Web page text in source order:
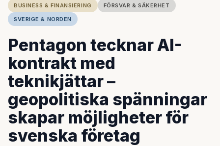
BUSINESS & FINANSIERING
FÖRSVAR & SÄKERHET
SVERIGE & NORDEN
Pentagon tecknar AI-
kontrakt med
teknikjättar –
geopolitiska spänningar
skapar möjligheter för
svenska företag